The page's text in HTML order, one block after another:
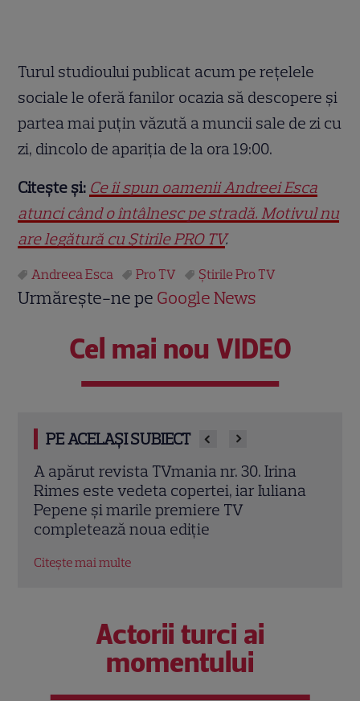
Turul studioului publicat acum pe rețelele
sociale le oferă fanilor ocazia să descopere și
partea mai puțin văzută a muncii sale de zi cu
zi, dincolo de apariția de la ora 19:00.
Citește și: Ce îi spun oamenii Andreei Esca
atunci când o întâlnesc pe stradă. Motivul nu
are legătură cu Știrile PRO TV.
Andreea Esca Pro TV Ştirile Pro TV
Urmărește-ne pe Google News
Cel mai nou VIDEO
PE ACELAȘI SUBIECT
A apărut revista TVmania nr. 30. Irina
Rimes este vedeta copertei, iar Iuliana
Pepene și marile premiere TV
completează noua ediție
Citește mai multe
Actorii turci ai
momentului